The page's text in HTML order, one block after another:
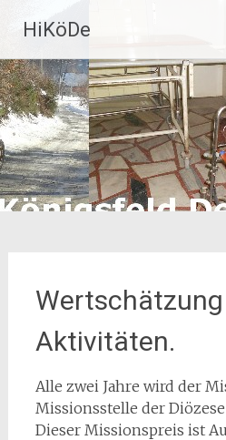
Inhalt
springen
HiKöDe
Aktivitäten.
Alle zwei Jahre wird der
Missionsstelle der
Dieser Missionspreis ist